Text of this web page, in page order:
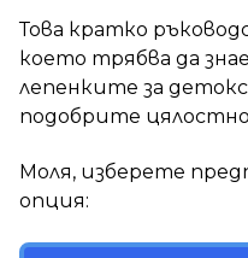
Това кратко
което трябва да
лепенките за
подобрите
Моля, изберете
опция: